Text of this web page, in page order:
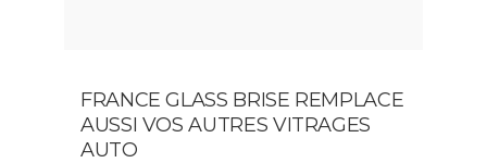
FRANCE GLASS BRISE REMPLACE
AUSSI VOS AUTRES VITRAGES
AUTO